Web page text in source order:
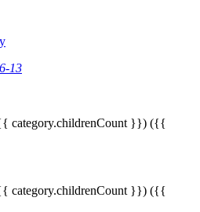
13
category.childrenCount }}) ({{
category.childrenCount }}) ({{